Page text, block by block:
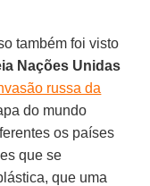
também foi visto
Nações Unidas
russa da
do mundo
os países
que se
que uma